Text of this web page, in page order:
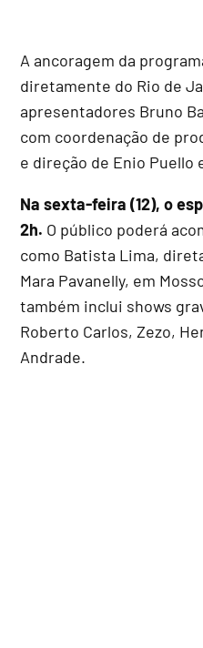
A ancoragem da
diretamente do Rio de
apresentadores Bruno
com coordenação de
e direção de Enio Puello
Na sexta-feira (12), o
2h. O público poderá
como Batista Lima,
Mara Pavanelly, em
também inclui shows
Roberto Carlos, Zezo,
Andrade.